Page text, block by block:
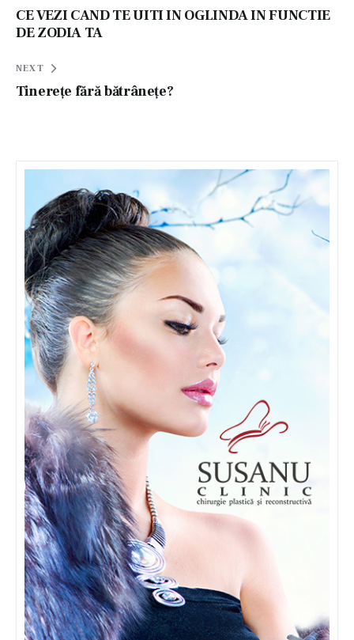
în
articole
CE VEZI CAND TE UITI IN OGLINDA IN FUNCTIE
DE ZODIA TA
NEXT
Tinerețe fără bătrânețe?